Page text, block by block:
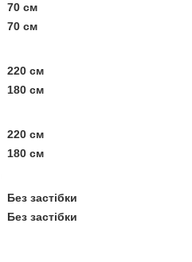
70 см
70 см
220 см
180 см
220 см
180 см
Без застібки
Без застібки